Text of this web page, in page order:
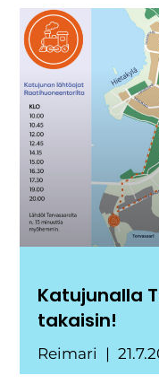
Katujunalla
takaisin!
Reimari